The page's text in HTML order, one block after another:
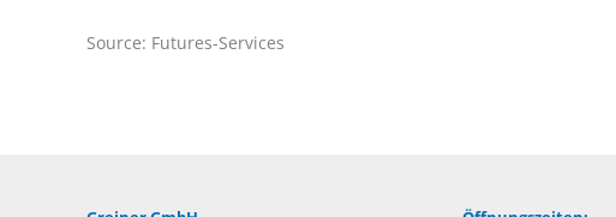
Source: Futures-Services